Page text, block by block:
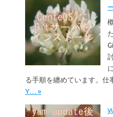
る手順を纏めています。
Y… »